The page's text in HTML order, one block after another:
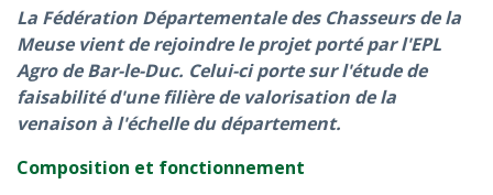
La Fédération Départementale des Chasseurs de la
Meuse vient de rejoindre le projet porté par l'EPL
Agro de Bar-le-Duc. Celui-ci porte sur l'étude de
faisabilité d'une filière de valorisation de la
venaison à l'échelle du département.
Composition et fonctionnement